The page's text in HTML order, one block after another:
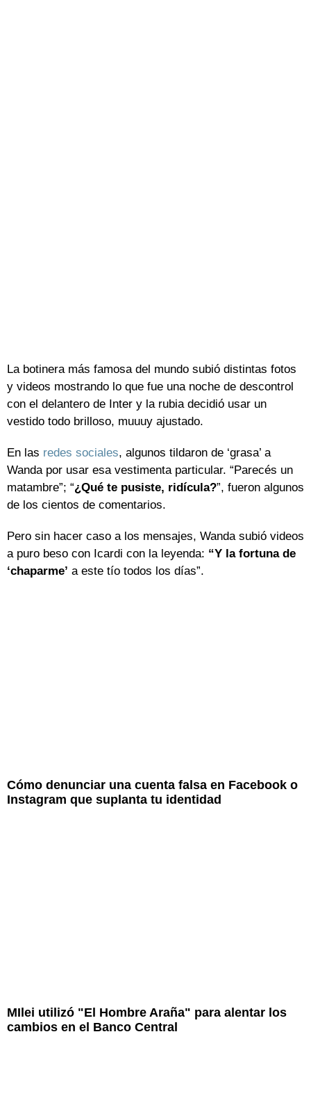
La botinera más famosa del mundo subió distintas fotos
y videos mostrando lo que fue una noche de descontrol
con el delantero de Inter y la rubia decidió usar un
vestido todo brilloso, muuuy ajustado.
En las redes sociales, algunos tildaron de ‘grasa’ a
Wanda por usar esa vestimenta particular. “Parecés un
matambre”; “¿Qué te pusiste, ridícula?”, fueron algunos
de los cientos de comentarios.
Pero sin hacer caso a los mensajes, Wanda subió videos
a puro beso con Icardi con la leyenda: “Y la fortuna de
‘chaparme’ a este tío todos los días”.
Cómo denunciar una cuenta falsa en Facebook o
Instagram que suplanta tu identidad
MIlei utilizó "El Hombre Araña" para alentar los
cambios en el Banco Central